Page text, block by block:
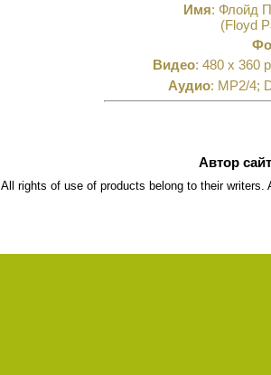
Имя: Флойд
(Floyd
Видео: 480 x 360
Аудио: MP2/4;
Автор
All rights of use of products belong to their